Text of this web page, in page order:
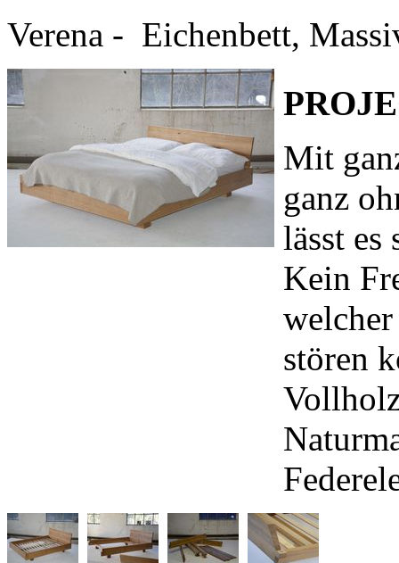
Verena - Eichenbett,
Mit
ganz
lässt es
Kein
stören